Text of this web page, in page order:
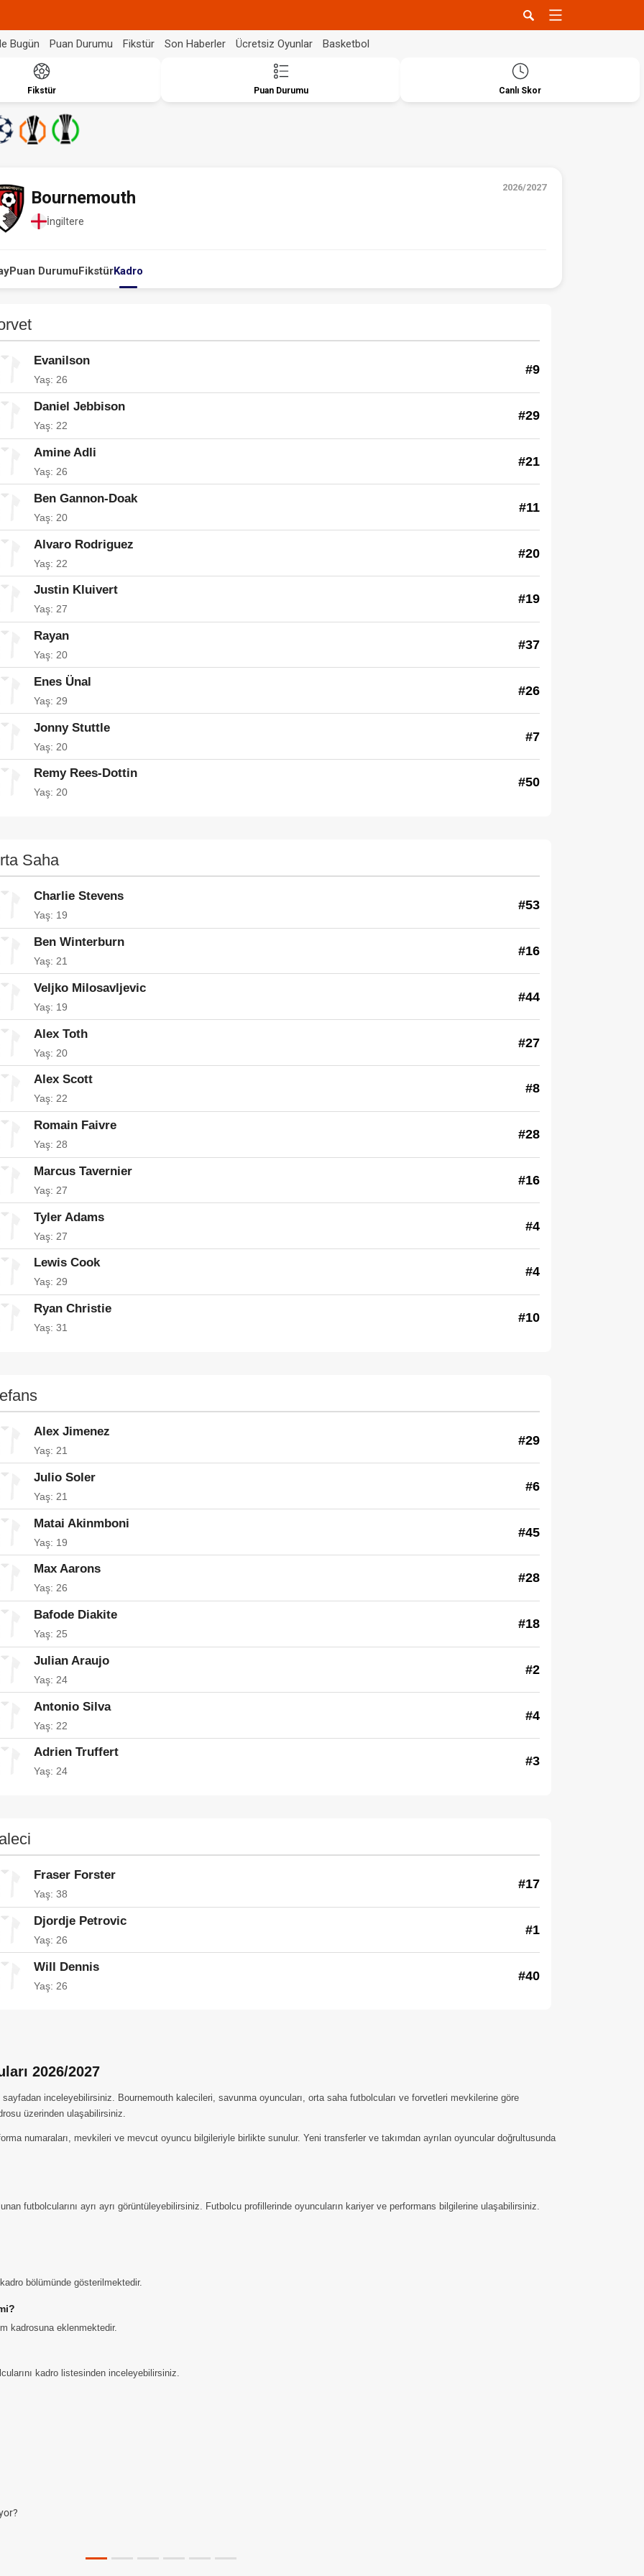
Bugün Puan Durumu Fikstür Son Haberler Ücretsiz Oyunlar Basketbol
Fikstür Puan Durumu Canlı Skor
2026/2027
Bournemouth
İngiltere
Puan DurumuFikstürKadro
Evanilson
Yaş: 26
#9
Daniel Jebbison
Yaş: 22
#29
Amine Adli
Yaş: 26
#21
Ben Gannon-Doak
Yaş: 20
#11
Alvaro Rodriguez
Yaş: 22
#20
Justin Kluivert
Yaş: 27
#19
Rayan
Yaş: 20
#37
Enes Ünal
Yaş: 29
#26
Jonny Stuttle
Yaş: 20
#7
Remy Rees-Dottin
Yaş: 20
#50
Saha
Charlie Stevens
Yaş: 19
#53
Ben Winterburn
Yaş: 21
#16
Veljko Milosavljevic
Yaş: 19
#44
Alex Toth
Yaş: 20
#27
Alex Scott
Yaş: 22
#8
Romain Faivre
Yaş: 28
#28
Marcus Tavernier
Yaş: 27
#16
Tyler Adams
Yaş: 27
#4
Lewis Cook
Yaş: 29
#4
Ryan Christie
Yaş: 31
#10
Alex Jimenez
Yaş: 21
#29
Julio Soler
Yaş: 21
#6
Matai Akinmboni
Yaş: 19
#45
Max Aarons
Yaş: 26
#28
Bafode Diakite
Yaş: 25
#18
Julian Araujo
Yaş: 24
#2
Antonio Silva
Yaş: 22
#4
Adrien Truffert
Yaş: 24
#3
Fraser Forster
Yaş: 38
#17
Djordje Petrovic
Yaş: 26
#1
Will Dennis
Yaş: 26
#40
2026/2027
inceleyebilirsiniz. Bournemouth kalecileri, savunma oyuncuları, orta saha futbolcuları ve forvetleri mevkilerine göre
üzerinden ulaşabilirsiniz.
numaraları, mevkileri ve mevcut oyuncu bilgileriyle birlikte sunulur. Yeni transferler ve takımdan ayrılan oyuncular doğrultusunda
futbolcularını ayrı ayrı görüntüleyebilirsiniz. Futbolcu profillerinde oyuncuların kariyer ve performans bilgilerine ulaşabilirsiniz.
bölümünde gösterilmektedir.
kadrosuna eklenmektedir.
kadro listesinden inceleyebilirsiniz.
Hangi Organizasyonlarda Uygulanıyor?